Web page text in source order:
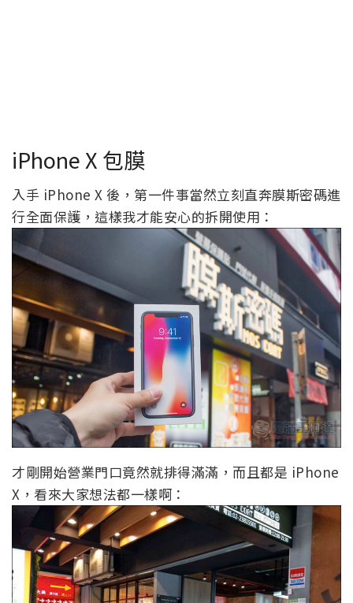
iPhone X 包膜
入手 iPhone X 後，第一件事當然立刻直奔膜斯密碼進
行全面保護，這樣我才能安心的拆開使用：
才剛開始營業門口竟然就排得滿滿，而且都是 iPhone
X，看來大家想法都一樣啊：